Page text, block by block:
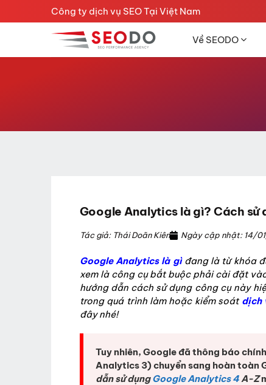
đến
Công ty dịch vụ SEO Tại Việt Nam
Về SEODO
Google Analytics là gì? Cách
Tác giả: Thái Doãn Kiên Ngày cập nhật: 14/
Google Analytics là gìđang là từ khóa
xem là công cụ bắt buộc phải cài đặt
hướng dẫn cách sử dụng công cụ này
trong quá trình làm hoặc kiểm soát dịch
đây nhé!
Tuy nhiên, Google đã thông báo
Analytics 3) chuyển sang hoàn toàn
dẫn sử dụngGoogle Analytics 4A-Z